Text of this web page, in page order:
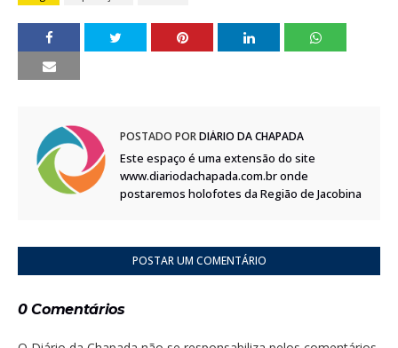
POSTADO PORDIÁRIO DA CHAPADA
Este espaço é uma extensão do site
www.diariodachapada.com.br onde
postaremos holofotes da Região de Jacobina
POSTAR UM COMENTÁRIO
0 Comentários